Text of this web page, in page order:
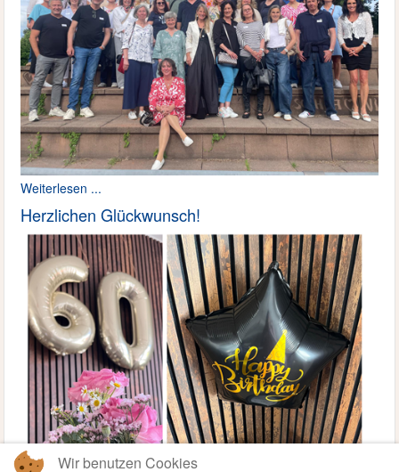
Weiterlesen ...
Herzlichen Glückwunsch!
Wir benutzen Cookies